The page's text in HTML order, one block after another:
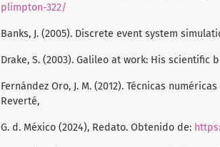
plimpton-322/
Banks, J. (2005). Discrete event system
Drake, S. (2003). Galileo at work: His scientific
Fernández Oro, J. M. (2012). Técnicas
Reverté,
G. d. México (2024), Redato. Obtenido de: